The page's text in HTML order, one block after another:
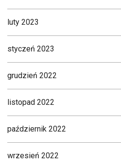
luty 2023
styczeń 2023
grudzień 2022
listopad 2022
październik 2022
wrzesień 2022